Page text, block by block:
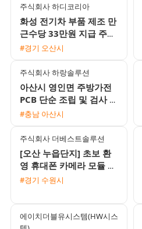
주식회사 하디코리아
화성 전기차 부품 제조 만
근수당 33만원 지급 주간
고정 사원 모집
#경기 오산시
주식회사 하랑솔루션
아산시 영인면 주방가전
PCB 단순 조립 및 검사 채
용 자차필수
#충남 아산시
주식회사 더베스트솔루션
[오산 누읍단지] 초보 환
영 휴대폰 카메라 모듈 생
산 직원 모집 (일급/주급/
#경기 수원시
에이치더블유시스템(HW시스